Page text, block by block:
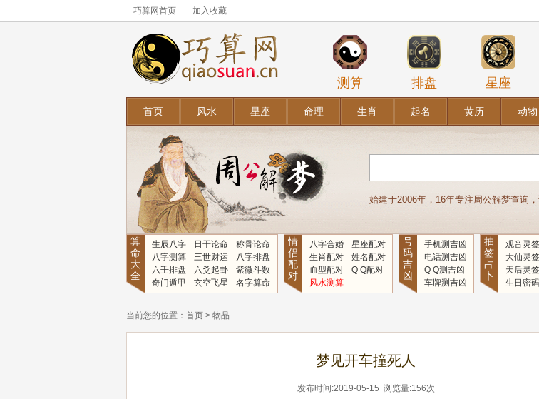
巧算网首页 加入收藏
测算 排盘 星座
首页 风水 星座 命理 生肖 起名 黄历 动物
始建于2006年，16年专注周公解梦查询
算
命
大
全
生辰八字 日干论命
称骨论命
八字测算
三世财运
八字排盘
六壬排盘
六爻起卦
紫微斗数
奇门遁甲
玄空飞星 名字算命
情
侣
配
对
八字合婚
星座配对
生肖配对
姓名配对
血型配对
Q Q配对
风水测算
号
码
吉
凶
手机测吉凶
电话测吉凶
Q Q测吉凶
车牌测吉凶
抽
签
占
卜
观音灵签
大仙灵签
天后灵签
生日密码
当前您的位置： 首页 > 物品
梦见开车撞死人
发布时间:2019-05-15 浏览量:156次